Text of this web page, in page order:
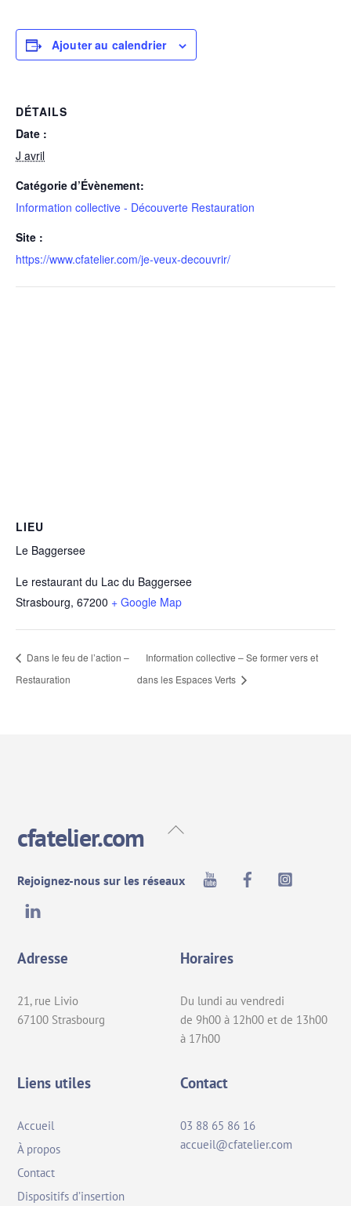
Ajouter au calendrier
DÉTAILS
Date :
J avril
Catégorie d’Évènement:
Information collective - Découverte Restauration
Site :
https://www.cfatelier.com/je-veux-decouvrir/
LIEU
Le Baggersee
Le restaurant du Lac du Baggersee
Strasbourg, 67200 + Google Map
Dans le feu de l’action –
Restauration
Information collective – Se former vers et
dans les Espaces Verts
Back
cfatelier.com
Rejoignez-nous sur les réseaux
Youtube Facebook
Adresse
21, rue Livio
67100 Strasbourg
Horaires
Du lundi au vendredi
de 9h00 à 12h00 et de 13h00
à 17h00
Liens utiles
Accueil
À propos
Contact
Dispositifs d’insertion
Contact
03 88 65 86 16
accueil@cfatelier.com